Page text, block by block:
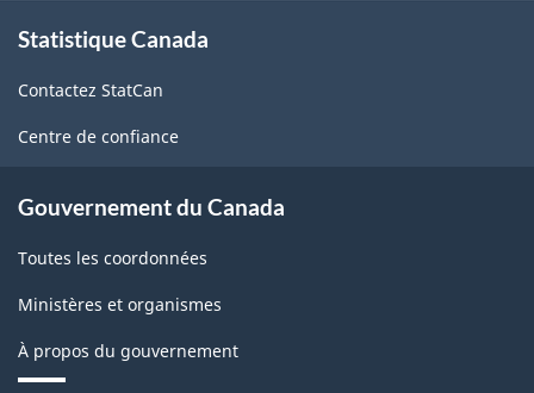
propos
ce
site
Statistique Canada
Contactez StatCan
Centre de confiance
Gouvernement du Canada
Toutes les coordonnées
Ministères et organismes
À propos du gouvernement